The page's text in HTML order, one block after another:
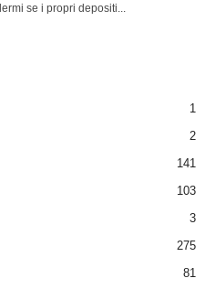
se i propri depositi...
1
2
141
103
3
275
81